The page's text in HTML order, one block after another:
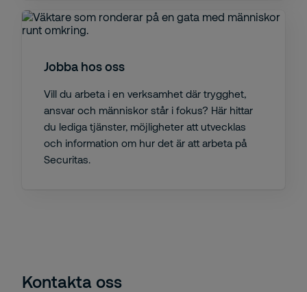
Jobba hos oss
Vill du arbeta i en verksamhet där trygghet,
ansvar och människor står i fokus? Här hittar
du lediga tjänster, möjligheter att utvecklas
och information om hur det är att arbeta på
Securitas.
Kontakta oss